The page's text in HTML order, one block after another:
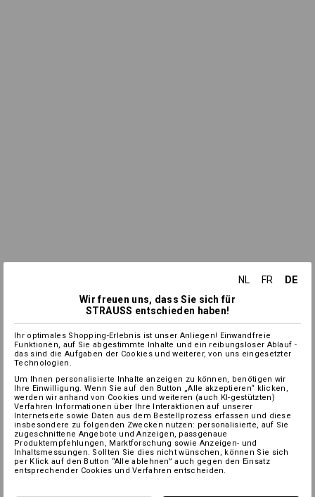
NL FR DE
Wir freuen uns, dass Sie sich für
STRAUSS entschieden haben!
Ihr optimales Shopping-Erlebnis ist unser Anliegen! Einwandfreie
Funktionen, auf Sie abgestimmte Inhalte und ein reibungsloser Ablauf -
das sind die Aufgaben der Cookies und weiterer, von uns eingesetzter
Technologien.
Um Ihnen personalisierte Inhalte anzeigen zu können, benötigen wir
Ihre Einwilligung. Wenn Sie auf den Button „Alle akzeptieren“ klicken,
werden wir anhand von Cookies und weiteren (auch KI-gestützten)
Verfahren Informationen über Ihre Interaktionen auf unserer
Internetseite sowie Daten aus dem Bestellprozess erfassen und diese
insbesondere zu folgenden Zwecken nutzen: personalisierte, auf Sie
zugeschnittene Angebote und Anzeigen, passgenaue
Produktempfehlungen, Marktforschung sowie Anzeigen- und
Inhaltsmessungen. Sollten Sie dies nicht wünschen, können Sie sich
per Klick auf den Button “Alle ablehnen” auch gegen den Einsatz
entsprechender Cookies und Verfahren entscheiden.